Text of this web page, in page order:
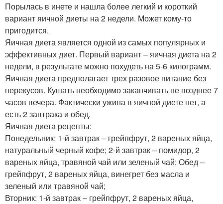
Порылась в инете и нашла более легкий и короткий
вариант яичной диеты на 2 недели. Может кому-то
пригодится.
Яичная диета является одной из самых популярных и
эффективных диет. Первый вариант – яичная диета на 2
недели, в результате можно похудеть на 5-6 килограмм.
Яичная диета предполагает трех разовое питание без
перекусов. Кушать необходимо заканчивать не позднее 7
часов вечера. Фактически ужина в яичной диете нет, а
есть 2 завтрака и обед.
Яичная диета рецепты:
Понедельник: 1-й завтрак – грейпфрут, 2 вареных яйца,
натуральный черный кофе; 2-й завтрак – помидор, 2
вареных яйца, травяной чай или зеленый чай; Обед –
грейпфрут, 2 вареных яйца, винегрет без масла и
зеленый или травяной чай;
Вторник: 1-й завтрак – грейпфрут, 2 вареных яйца,